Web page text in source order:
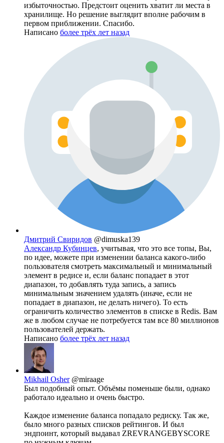
избыточностью. Предстоит оценить хватит ли места в
хранилище. Но решение выглядит вполне рабочим в
первом приближении. Спасибо.
Написано более трёх лет назад
Дмитрий Свиридов @dimuska139
Александр Кубинцев, учитывая, что это все топы, Вы,
по идее, можете при изменении баланса какого-либо
пользователя смотреть максимальный и минимальный
элемент в редисе и, если баланс попадает в этот
диапазон, то добавлять туда запись, а запись
минимальным значением удалять (иначе, если не
попадает в диапазон, не делать ничего). То есть
ограничить количество элементов в списке в Redis. Вам
же в любом случае не потребуется там все 80 миллионов
пользователей держать.
Написано более трёх лет назад
Mikhail Osher @miraage
Был подобный опыт. Объёмы поменьше были, однако
работало идеально и очень быстро.
Каждое изменение баланса попадало редиску. Так же,
было много разных списков рейтингов. И был
эндпоинт, который выдавал ZREVRANGEBYSCORE